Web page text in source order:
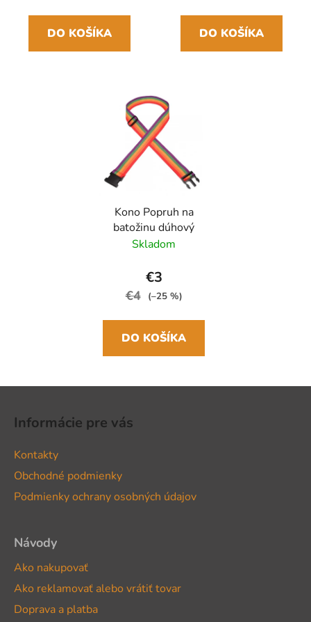
DO KOŠÍKA DO KOŠÍKA
Kono Popruh na
batožinu dúhový
Skladom
€3
€4 (–25 %)
DO KOŠÍKA
Informácie pre vás
Kontakty
Obchodné podmienky
Podmienky ochrany osobných údajov
Návody
Ako nakupovať
Ako reklamovať alebo vrátiť tovar
Doprava a platba